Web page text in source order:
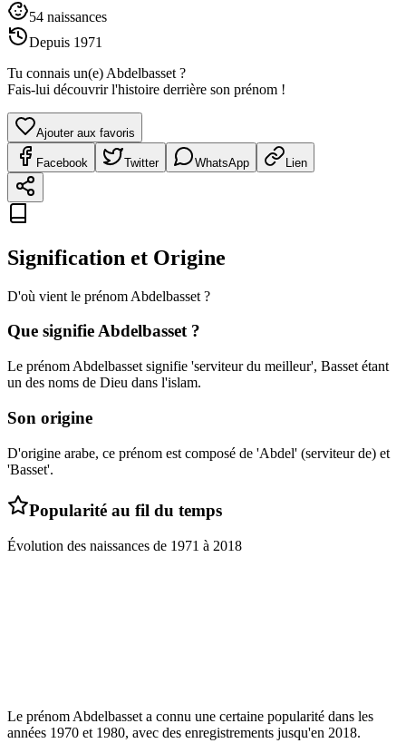
54 naissances
Depuis 1971
Tu connais un(e) Abdelbasset ?
Fais-lui découvrir l'histoire derrière son prénom !
Ajouter aux favoris
Facebook Twitter WhatsApp Lien
Signification et Origine
D'où vient le prénom Abdelbasset ?
Que signifieAbdelbasset?
Le prénom Abdelbasset signifie 'serviteur du meilleur', Basset étant
un des noms de Dieu dans l'islam.
Son origine
D'origine arabe, ce prénom est composé de 'Abdel' (serviteur de) et
'Basset'.
Popularité au fil du temps
Évolution des naissances de 1971 à 2018
Le prénom Abdelbasset a connu une certaine popularité dans les
années 1970 et 1980, avec des enregistrements jusqu'en 2018.